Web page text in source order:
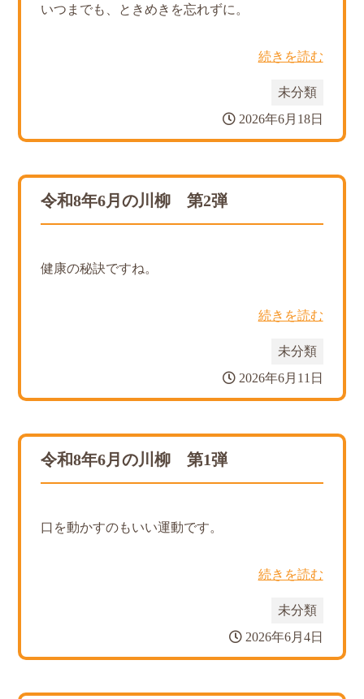
いつまでも、ときめきを忘れずに。
続きを読む
未分類
2026年6月18日
令和8年6月の川柳 第2弾
健康の秘訣ですね。
続きを読む
未分類
2026年6月11日
令和8年6月の川柳 第1弾
口を動かすのもいい運動です。
続きを読む
未分類
2026年6月4日